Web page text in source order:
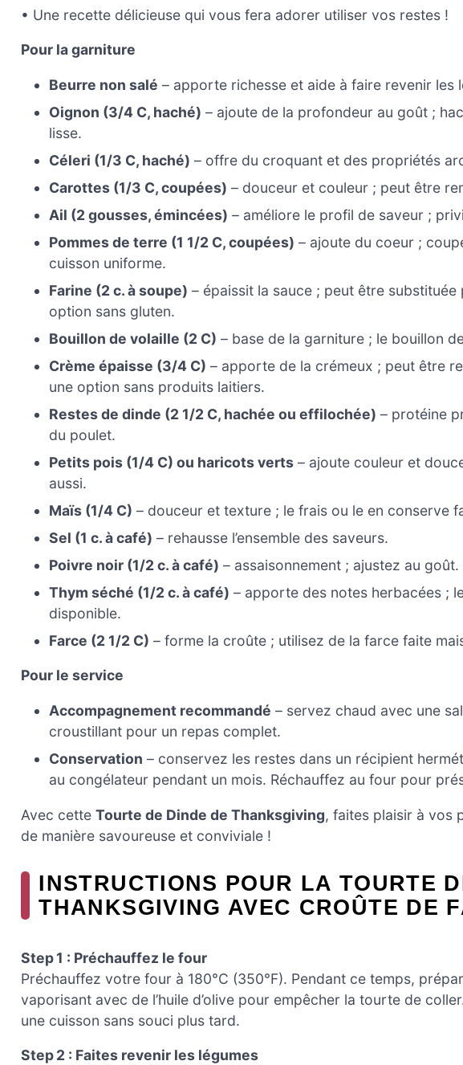
• Une recette délicieuse qui vous fera adorer utiliser vos restes !
Pour la garniture
Beurre non salé – apporte richesse et aide à faire revenir les
Oignon (3/4 C, haché) – ajoute de la profondeur au goût ;
lisse.
Céleri (1/3 C, haché) – offre du croquant et des propriétés
Carottes (1/3 C, coupées) – douceur et couleur ; peut être
Ail (2 gousses, émincées) – améliore le profil de saveur ;
Pommes de terre (1 1/2 C, coupées) – ajoute du coeur ;
cuisson uniforme.
Farine (2 c. à soupe) – épaissit la sauce ; peut être
option sans gluten.
Bouillon de volaille (2 C) – base de la garniture ; le bouillon
Crème épaisse (3/4 C) – apporte de la crémeux ; peut être
une option sans produits laitiers.
Restes de dinde (2 1/2 C, hachée ou effilochée) – protéine
du poulet.
Petits pois (1/4 C) ou haricots verts – ajoute couleur et
aussi.
Maïs (1/4 C) – douceur et texture ; le frais ou le en conserve
Sel (1 c. à café) – rehausse l’ensemble des saveurs.
Poivre noir (1/2 c. à café) – assaisonnement ; ajustez au goût.
Thym séché (1/2 c. à café) – apporte des notes herbacées ;
disponible.
Farce (2 1/2 C) – forme la croûte ; utilisez de la farce faite
Pour le service
Accompagnement recommandé – servez chaud avec une
croustillant pour un repas complet.
Conservation – conservez les restes dans un récipient
au congélateur pendant un mois. Réchauffez au four pour
Avec cette Tourte de Dinde de Thanksgiving, faites plaisir à vos
de manière savoureuse et conviviale !
INSTRUCTIONS POUR LA TOURTE
THANKSGIVING AVEC CROÛTE DE
Step 1 : Préchauffez le four
Préchauffez votre four à 180°C (350°F). Pendant ce temps,
vaporisant avec de l’huile d’olive pour empêcher la tourte de
une cuisson sans souci plus tard.
Step 2 : Faites revenir les légumes